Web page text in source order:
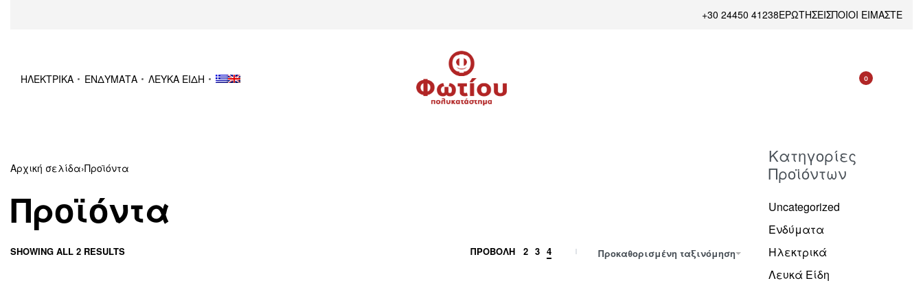
+30 24450 41238ΕΡΩΤΗΣΕΙΣΠΟΙΟΙ ΕΙΜΑΣΤΕ
ΗΛΕΚΤΡΙΚΑ ΕΝΔΥΜΑΤΑ ΛΕΥΚΑ ΕΙΔΗ 0
Αρχική σελίδα›Προϊόντα
Προϊόντα
SHOWING ALL 2 RESULTS ΠΡΟΒΟΛΗ 2 3 4 Προκαθορισμένη ταξινόμηση
Κατηγορίες
Προϊόντων
Uncategorized
Ενδύματα
Ηλεκτρικά
Λευκά Είδη